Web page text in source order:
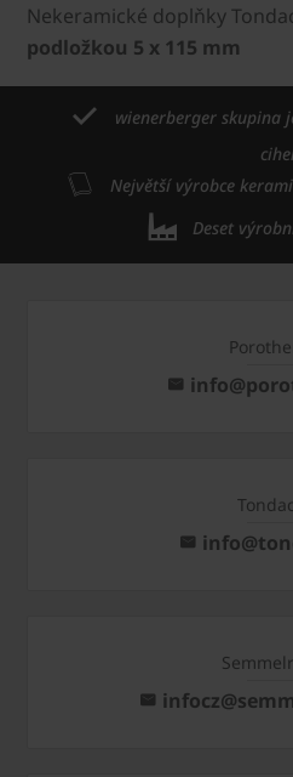
Nekeramické doplňky
podložkou 5 x 115 mm
wienerberger skupina
Největší výrobce
Deset